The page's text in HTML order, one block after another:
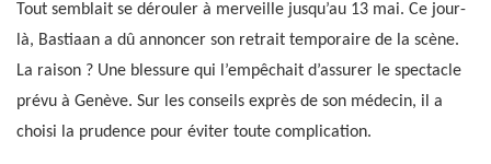
Tout semblait se dérouler à merveille jusqu’au 13 mai. Ce jour-
là, Bastiaan a dû annoncer son retrait temporaire de la scène.
La raison ? Une blessure qui l’empêchait d’assurer le spectacle
prévu à Genève. Sur les conseils exprès de son médecin, il a
choisi la prudence pour éviter toute complication.